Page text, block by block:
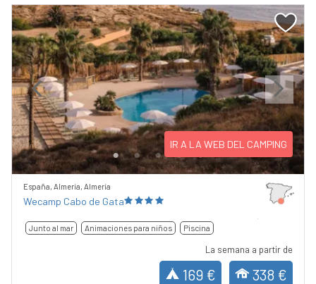
Previous Next
IR A LA WEB DEL CAMPING
España, Almería, Almería
Wecamp Cabo de Gata
Junto al mar Animaciones para niños Piscina
La semana a partir de
169 € 338 €